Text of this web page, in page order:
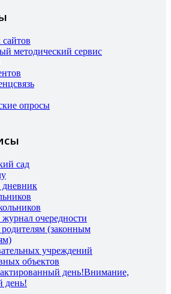
методический сервис
опросы
сад
очередности
(законным
учреждений
объектов
Внимание,
день!